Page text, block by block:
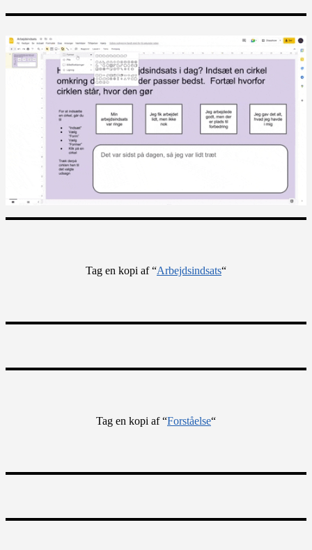
Tag en kopi af “Arbejdsindsats“
Tag en kopi af “Forståelse“